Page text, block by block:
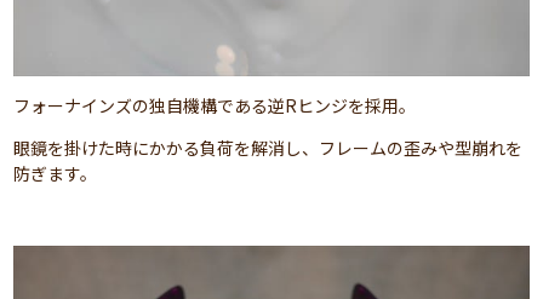
フォーナインズの独自機構である逆Rヒンジを採用。
眼鏡を掛けた時にかかる負荷を解消し、フレームの歪みや型崩れを
防ぎます。